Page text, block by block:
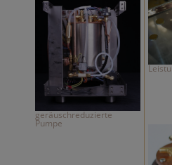
geräuschreduzierte
Pumpe